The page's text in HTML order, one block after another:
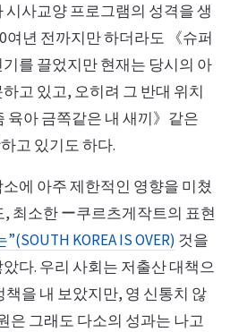
시사교양 프로그램의 성격을 생
여년 전까지만 하더라도 《슈퍼
를 끌었지만 현재는 당시의 아
고 있고, 오히려 그 반대 위치
육아 금쪽같은 내 새끼》같은
고 있기도 하다.
에 아주 제한적인 영향을 미쳤
최소한 ー쿠르츠게작트의 표현
KOREA IS OVER) 것을
다. 우리 사회는 저출산 대책으
을 내 보았지만, 영 신통치 않
은 그래도 다소의 성과는 나고